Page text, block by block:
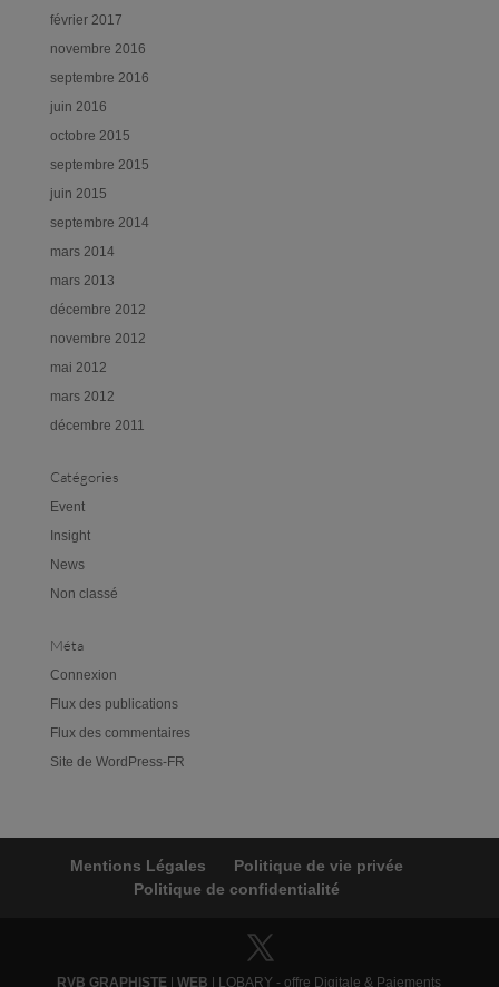
février 2017
novembre 2016
septembre 2016
juin 2016
octobre 2015
septembre 2015
juin 2015
septembre 2014
mars 2014
mars 2013
décembre 2012
novembre 2012
mai 2012
mars 2012
décembre 2011
Catégories
Event
Insight
News
Non classé
Méta
Connexion
Flux des publications
Flux des commentaires
Site de WordPress-FR
Mentions Légales
Politique de vie privée
Politique de confidentialité
RVB GRAPHISTE |WEB | LOBARY - offre Digitale & Paiements